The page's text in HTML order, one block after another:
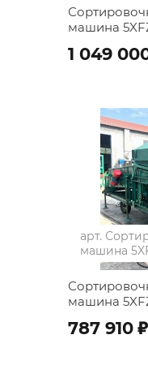
машина
1 049
арт.
машина
машина
787 910 ;